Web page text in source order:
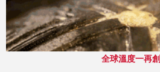
全球溫度一再